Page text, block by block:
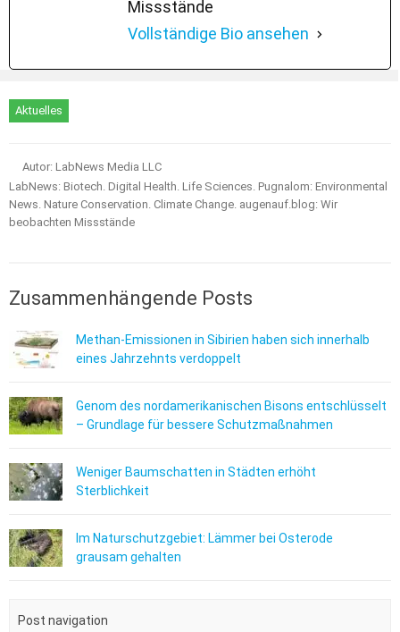
Missstände
Vollständige Bio ansehen
Aktuelles
Autor: LabNews Media LLC
LabNews: Biotech. Digital Health. Life Sciences. Pugnalom: Environmental
News. Nature Conservation. Climate Change. augenauf.blog: Wir
beobachten Missstände
Zusammenhängende Posts
Methan-Emissionen in Sibirien haben sich innerhalb
eines Jahrzehnts verdoppelt
Genom des nordamerikanischen Bisons entschlüsselt
– Grundlage für bessere Schutzmaßnahmen
Weniger Baumschatten in Städten erhöht
Sterblichkeit
Im Naturschutzgebiet: Lämmer bei Osterode
grausam gehalten
Post navigation